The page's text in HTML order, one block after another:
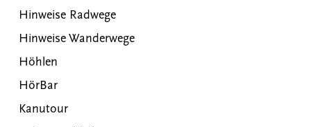
Hinweise Radwege
Hinweise Wanderwege
Höhlen
HörBar
Kanutour